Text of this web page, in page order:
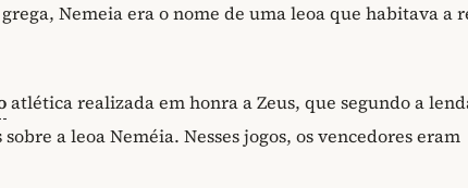
Nemeia era o nome de uma leoa que habitava a
atlética realizada em honra a Zeus, que segundo a
a leoa Neméia. Nesses jogos, os vencedores eram